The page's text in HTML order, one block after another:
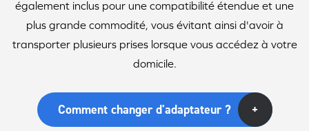
également inclus pour une compatibilité étendue et une
plus grande commodité, vous évitant ainsi d'avoir à
transporter plusieurs prises lorsque vous accédez à votre
domicile.
Comment changer d'adaptateur ?